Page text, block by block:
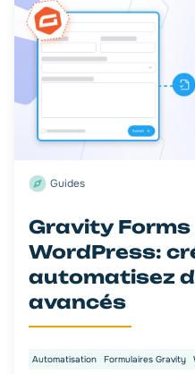
Guides
Gravity Forms
WordPress:
automatisez
avancés
Automatisation Formulaires Gravity